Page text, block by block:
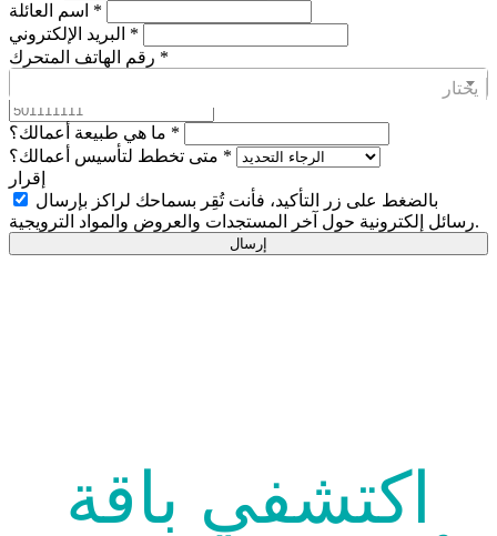
*
*
*
يختار
*
*
إقرار
بالضغط على زر التأكيد، فأنت تُقِر بسماحك لراكز بإرسال
رسائل إلكترونية حول آخر المستجدات والعروض والمواد الترويجية.
إرسال
اكتشفي باقة